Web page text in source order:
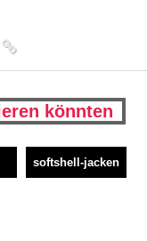
könnten
softshell-jacken